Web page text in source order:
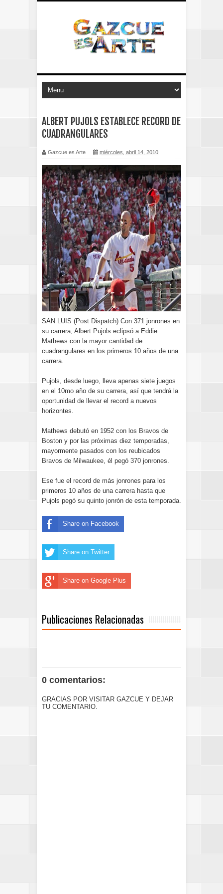
ALBERT PUJOLS ESTABLECE RECORD DE
CUADRANGULARES
Gazcue es Arte miércoles, abril 14, 2010
SAN LUIS (Post Dispatch) Con 371 jonrones en
su carrera, Albert Pujols eclipsó a Eddie
Mathews con la mayor cantidad de
cuadrangulares en los primeros 10 años de una
carrera.
Pujols, desde luego, lleva apenas siete juegos
en el 10mo año de su carrera, así que tendrá la
oportunidad de llevar el record a nuevos
horizontes.
Mathews debutó en 1952 con los Bravos de
Boston y por las próximas diez temporadas,
mayormente pasados con los reubicados
Bravos de Milwaukee, él pegó 370 jonrones.
Ese fue el record de más jonrones para los
primeros 10 años de una carrera hasta que
Pujols pegó su quinto jonrón de esta temporada.
Share on Facebook
Share on Twitter
Share on Google Plus
Publicaciones Relacionadas
0 comentarios:
GRACIAS POR VISITAR GAZCUE Y DEJAR
TU COMENTARIO.